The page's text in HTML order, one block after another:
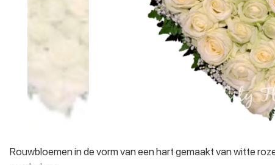
Rouwbloemen in de vorm van een hart gemaakt van witte